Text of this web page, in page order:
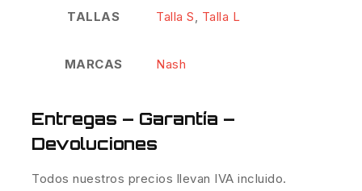
TALLAS Talla S Talla L
MARCAS Nash
Entregas – Garantía –
Devoluciones
Todos nuestros precios llevan IVA incluido.